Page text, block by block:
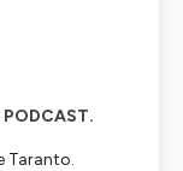
PODCAST.
Taranto.